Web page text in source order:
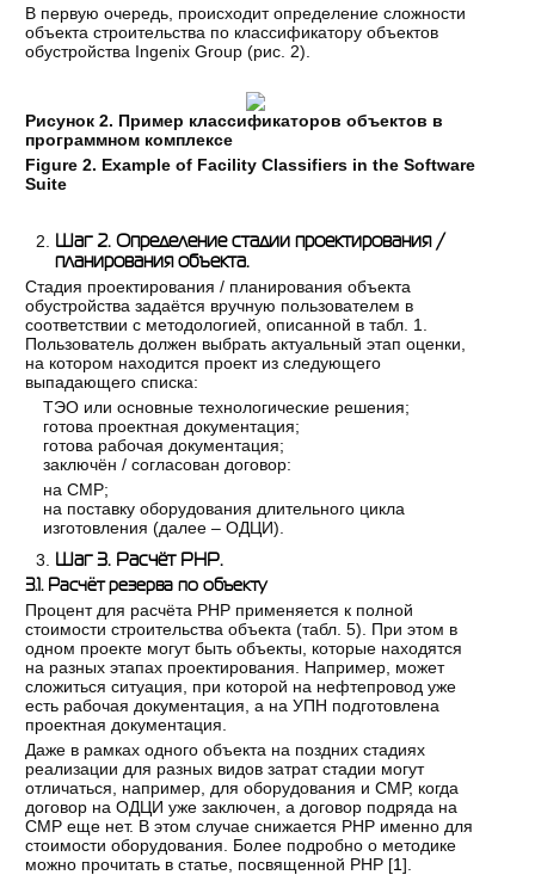
В первую очередь, происходит определение сложности
объекта строительства по классификатору объектов
обустройства Ingenix Group (рис. 2).
Рисунок 2. Пример классификаторов объектов в
программном комплексе
Figure 2. Example of Facility Classifiers in the Software
Suite
Шаг 2. Определение стадии проектирования /
планирования объекта.
Стадия проектирования / планирования объекта
обустройства задаётся вручную пользователем в
соответствии с методологией, описанной в табл. 1.
Пользователь должен выбрать актуальный этап оценки,
на котором находится проект из следующего
выпадающего списка:
ТЭО или основные технологические решения;
готова проектная документация;
готова рабочая документация;
заключён / согласован договор:
на СМР;
на поставку оборудования длительного цикла
изготовления (далее – ОДЦИ).
Шаг 3. Расчёт РНР.
3.1. Расчёт резерва по объекту
Процент для расчёта РНР применяется к полной
стоимости строительства объекта (табл. 5). При этом в
одном проекте могут быть объекты, которые находятся
на разных этапах проектирования. Например, может
сложиться ситуация, при которой на нефтепровод уже
есть рабочая документация, а на УПН подготовлена
проектная документация.
Даже в рамках одного объекта на поздних стадиях
реализации для разных видов затрат стадии могут
отличаться, например, для оборудования и СМР, когда
договор на ОДЦИ уже заключен, а договор подряда на
СМР еще нет. В этом случае снижается РНР именно для
стоимости оборудования. Более подробно о методике
можно прочитать в статье, посвященной РНР [1].